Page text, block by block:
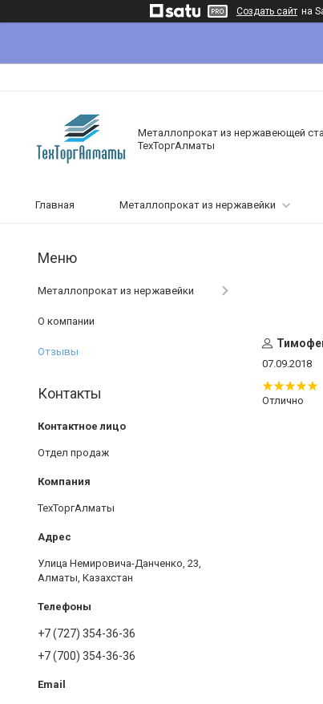
Создать сайт на
Металлопрокат из нержавеющей
ТехТоргАлматы
Главная Металлопрокат из нержавейки
07.09.2018
Отлично
Металлопрокат из нержавейки
О компании
Отзывы
Контакты
Отдел продаж
ТехТоргАлматы
Улица Немировича-Данченко, 23,
Алматы, Казахстан
+7 (727) 354-36-36
+7 (700) 354-36-36